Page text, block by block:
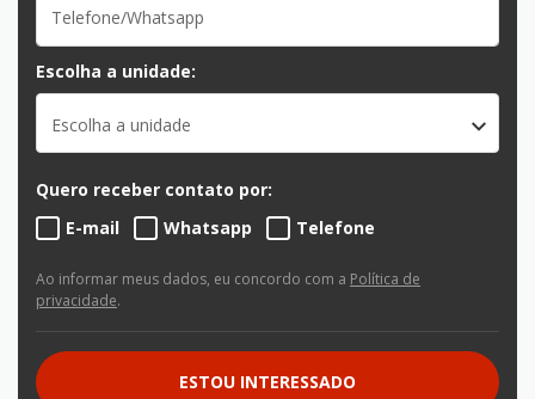
Escolha a unidade:
Escolha a unidade
Quero receber contato por:
E-mail
Whatsapp Telefone
Ao informar meus dados, eu concordo com a Política de
privacidade.
ESTOU INTERESSADO